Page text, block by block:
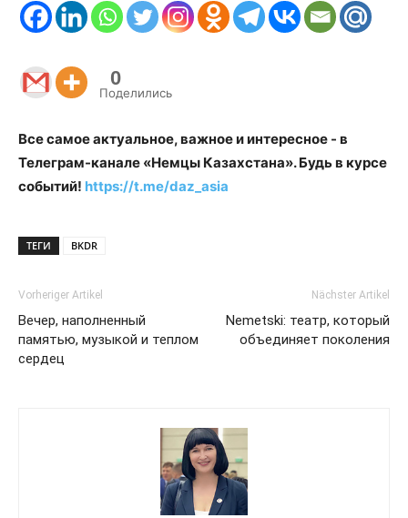
0
Поделились
Все самое актуальное, важное и интересное - в
Телеграм-канале «Немцы Казахстана». Будь в курсе
событий! https://t.me/daz_asia
ТЕГИ BKDR
Vorheriger Artikel
Вечер, наполненный
памятью, музыкой и теплом
сердец
Nächster Artikel
Nemetski: театр, который
объединяет поколения